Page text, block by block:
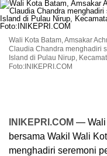
Wali Kota Batam, Amsakar
Claudia Chandra menghadiri
Island di Pulau Nirup,
Foto:INIKEPRI.COM
INIKEPRI.COM — Wali
bersama Wakil Wali
menghadiri seremoni